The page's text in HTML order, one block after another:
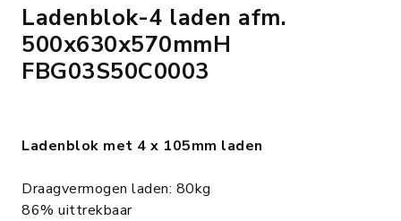
Ladenblok-4 laden afm.
500x630x570mmH
FBG03S50C0003
Ladenblok met 4 x 105mm laden
Draagvermogen laden: 80kg
86% uittrekbaar